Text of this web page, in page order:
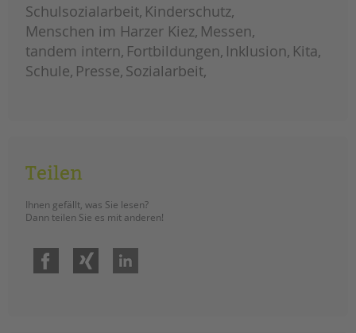
Schulsozialarbeit Kinderschutz
Menschen im Harzer Kiez Messen
tandem intern Fortbildungen Inklusion Kita
Schule Presse Sozialarbeit
Teilen
Ihnen gefällt, was Sie lesen?
Dann teilen Sie es mit anderen!
Facebook